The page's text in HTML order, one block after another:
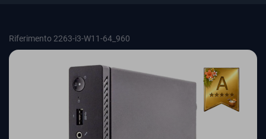
Riferimento 2263-i3-W11-64_960